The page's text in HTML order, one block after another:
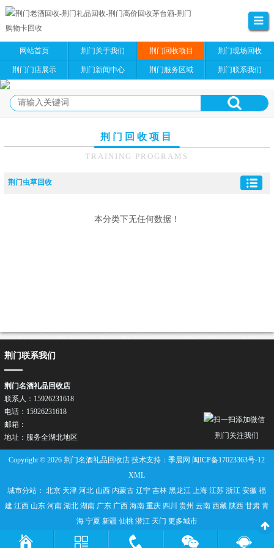
网站首页 荆门关于我们 荆门回收项目 荆门现场回收
荆门门店展示 荆门新闻中心 荆门服务区域 荆门联系我们
荆门回收项目
TRAINING PROGRAMS
荆门虫草回收
本分类下无任何数据！
荆门关注我们
荆门联系我们
荆门名酒礼品回收店
联系人：15926231618
电话：15926231618
邮箱：
地址：服务全湖北地区
Copyright © 2026 荆门名酒礼品回收店 技术支持：季晨网闽ICP备17023363号-12
XML
城市分站：北京 天津 河北 山西 内蒙古 辽宁 吉林 黑龙江 上海 江苏 浙江 安徽 福
建 江西 山东 河南 湖北 湖南 广东 广西 海南 重庆 四川 贵州 云南 西藏 陕西 甘肃 青
海 宁夏 新疆 仙桃 潜江 天门 更多城市